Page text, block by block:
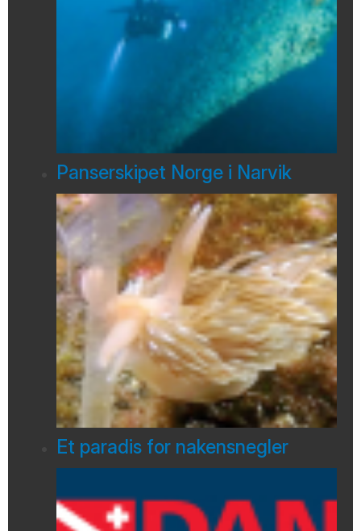
Panserskipet Norge i Narvik
Et paradis for nakensnegler